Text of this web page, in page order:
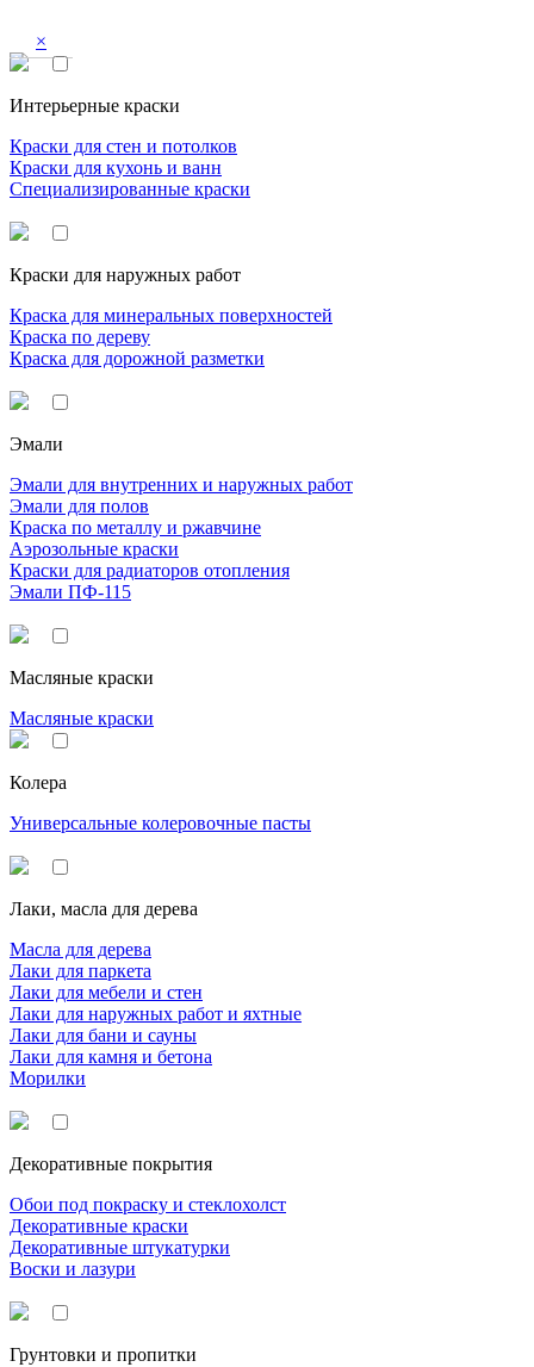
×
Интерьерные краски
Краски для стен и потолков
Краски для кухонь и ванн
Специализированные краски
Краски для наружных работ
Краска для минеральных поверхностей
Краска по дереву
Краска для дорожной разметки
Эмали
Эмали для внутренних и наружных работ
Эмали для полов
Краска по металлу и ржавчине
Аэрозольные краски
Краски для радиаторов отопления
Эмали ПФ-115
Масляные краски
Масляные краски
Колера
Универсальные колеровочные пасты
Лаки, масла для дерева
Масла для дерева
Лаки для паркета
Лаки для мебели и стен
Лаки для наружных работ и яхтные
Лаки для бани и сауны
Лаки для камня и бетона
Морилки
Декоративные покрытия
Обои под покраску и стеклохолст
Декоративные краски
Декоративные штукатурки
Воски и лазури
Грунтовки и пропитки